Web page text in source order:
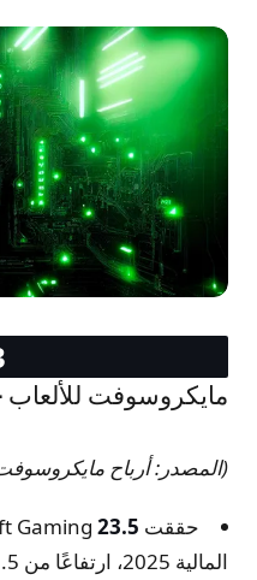
مايكروسوفت للألعاب – 23.5 مليار
(المصدر: أرباح مايكروسوفت
حققت Microsoft Gaming 23.5 مليار دولار